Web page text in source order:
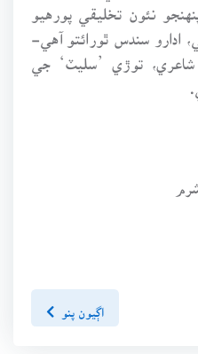
نئون تخليقي پورهيو
ادارو سندس ٿورائتو آهي-
توڙي ’سليٽ‘ جي
اڳيون پنو